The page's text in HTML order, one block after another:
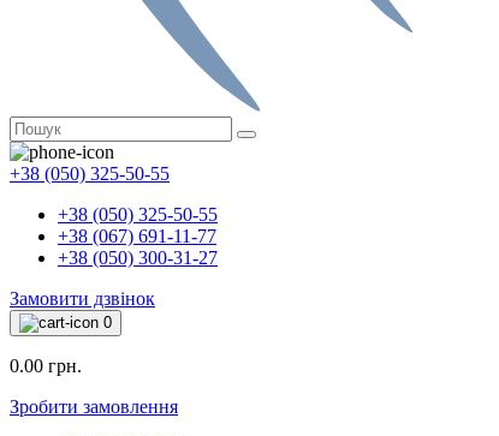
+38 (050) 325-50-55
+38 (050) 325-50-55
+38 (067) 691-11-77
+38 (050) 300-31-27
Замовити дзвінок
0
0.00 грн.
Зробити замовлення